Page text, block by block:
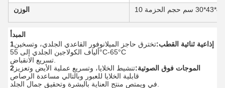
الوزن
المبدأ
1إذاعية ثنائية القطب:تخترق حاجز الميلانوفور القاعدي الجلدي، وتسخين
ألياف الكولاجين الجلدي إلى 55°C-65°C
2الموجات فوق الصوتية:تنشيط الخلايا، وتسريع عملية الأيض وتعزيز
قابلية الخلايا للعبور وبالتالي مساعدة الرصاص